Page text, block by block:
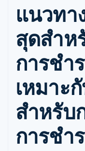
ออนไลน์
Payment links
การชำระเงิน
แบบไม่ต้อง
เขียนโค้ด
Checkout
UI การชำระ
Elements
องค์ประกอบ UI
ที่ยืดหยุ่น
วิธีการชำระ
เข้าถึงได้
มากกว่า 125
ตาม
การ
อีค
บริ
รว
กา
ธุร
การ
มา
การ
แพ
ไลบ
คู่มือ
รับ
ติดตั้
สำเ
สร้
มา
จัดก
เสน
การ
คู่มือ
การ
รับ
แพ็
รับก
บริก
บริษั
แนวทา
สุดสําห
การชํา
เหมาะ
สําหรับ
การชํา